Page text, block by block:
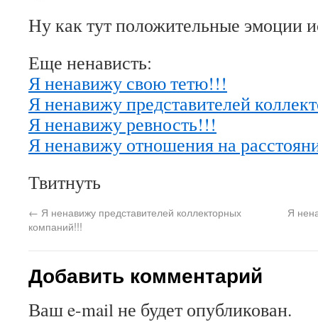
Ну как тут положительные эмоции
Еще ненависть:
Я ненавижу свою тетю!!!
Я ненавижу представителей
Я ненавижу ревность!!!
Я ненавижу отношения на
Твитнуть
← Я ненавижу представителей коллекторных
компаний!!!
Я
Добавить комментарий
Ваш e-mail не будет опубликован.